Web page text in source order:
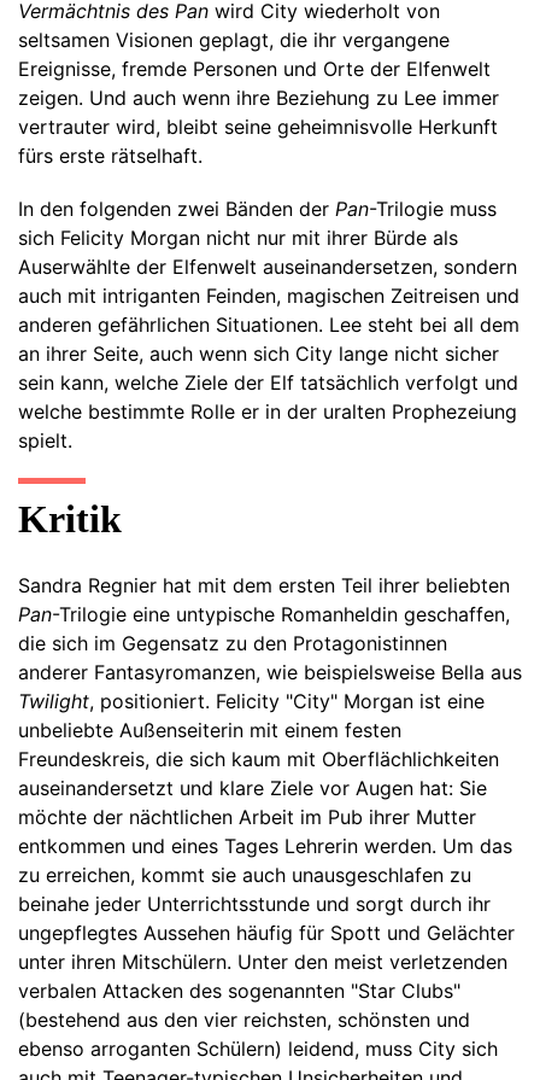
Vermächtnis des Pan wird City wiederholt von
seltsamen Visionen geplagt, die ihr vergangene
Ereignisse, fremde Personen und Orte der Elfenwelt
zeigen. Und auch wenn ihre Beziehung zu Lee immer
vertrauter wird, bleibt seine geheimnisvolle Herkunft
fürs erste rätselhaft.
In den folgenden zwei Bänden der Pan-Trilogie muss
sich Felicity Morgan nicht nur mit ihrer Bürde als
Auserwählte der Elfenwelt auseinandersetzen, sondern
auch mit intriganten Feinden, magischen Zeitreisen und
anderen gefährlichen Situationen. Lee steht bei all dem
an ihrer Seite, auch wenn sich City lange nicht sicher
sein kann, welche Ziele der Elf tatsächlich verfolgt und
welche bestimmte Rolle er in der uralten Prophezeiung
spielt.
Kritik
Sandra Regnier hat mit dem ersten Teil ihrer beliebten
Pan-Trilogie eine untypische Romanheldin geschaffen,
die sich im Gegensatz zu den Protagonistinnen
anderer Fantasyromanzen, wie beispielsweise Bella aus
Twilight, positioniert. Felicity "City" Morgan ist eine
unbeliebte Außenseiterin mit einem festen
Freundeskreis, die sich kaum mit Oberflächlichkeiten
auseinandersetzt und klare Ziele vor Augen hat: Sie
möchte der nächtlichen Arbeit im Pub ihrer Mutter
entkommen und eines Tages Lehrerin werden. Um das
zu erreichen, kommt sie auch unausgeschlafen zu
beinahe jeder Unterrichtsstunde und sorgt durch ihr
ungepflegtes Aussehen häufig für Spott und Gelächter
unter ihren Mitschülern. Unter den meist verletzenden
verbalen Attacken des sogenannten "Star Clubs"
(bestehend aus den vier reichsten, schönsten und
ebenso arroganten Schülern) leidend, muss City sich